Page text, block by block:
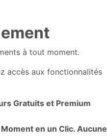
à tout moment.
accès aux fonctionnalités
Gratuits et Premium
en un Clic. Aucune